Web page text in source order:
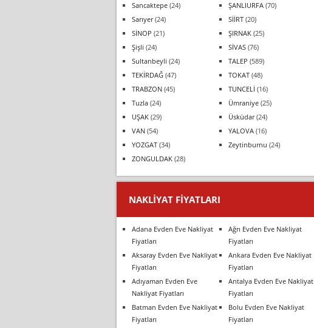
Sancaktepe (24) ŞANLIURFA (70)
Sarıyer(24) SİİRT (20)
SİNOP (21) ŞIRNAK (25)
Şişli (24) SİVAS (76)
Sultanbeyli (24) TALEP (589)
TEKİRDAĞ (47) TOKAT (48)
TRABZON (45) TUNCELİ (16)
Tuzla (24) Ümraniye (25)
UŞAK (29) Üsküdar(24)
VAN (54) YALOVA (16)
YOZGAT (34) Zeytinburnu (24)
ZONGULDAK (28)
NAKLIYAT FIYATLARI
Adana Evden Eve Nakliyat
Fiyatları
Ağrı Evden Eve Nakliyat
Fiyatları
Aksaray Evden Eve Nakliyat
Fiyatları
Ankara Evden Eve Nakliyat
Fiyatları
Adıyaman Evden Eve
Nakliyat Fiyatları
Antalya Evden Eve Nakliyat
Fiyatları
Batman Evden Eve Nakliyat
Fiyatları
Bolu Evden Eve Nakliyat
Fiyatları